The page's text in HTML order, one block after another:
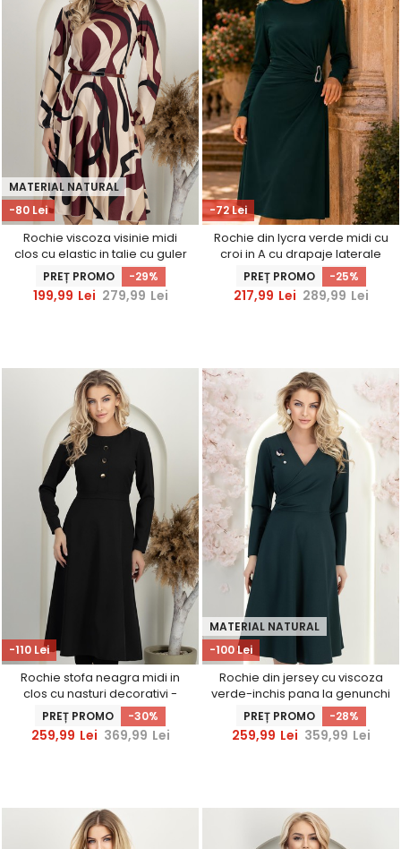
-80 Lei
MATERIAL NATURAL
Rochie viscoza visinie midi
clos cu elastic in talie cu guler
inalt - StarShinerS
PREȚ PROMO -29%
199,99 Lei 279,99 Lei
-72 Lei
Rochie din lycra verde midi cu
croi in A cu drapaje laterale
PREȚ PROMO -25%
217,99 Lei 289,99 Lei
-110 Lei
Rochie stofa neagra midi in
clos cu nasturi decorativi -
StarShinerS
PREȚ PROMO -30%
259,99 Lei 369,99 Lei
-100 Lei
MATERIAL NATURAL
Rochie din jersey cu viscoza
verde-inchis pana la genunchi
in clos cu brosa - StarShinerS
PREȚ PROMO -28%
259,99 Lei 359,99 Lei